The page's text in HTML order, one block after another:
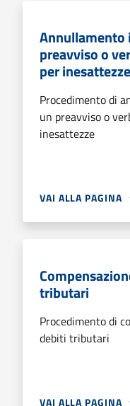
Annullamento
preavviso o
per inesattezze
Procedimento di
un preavviso o
inesattezze
VAI ALLA PAGINA
tributari
Procedimento di
debiti tributari
VAI ALLA PAGINA